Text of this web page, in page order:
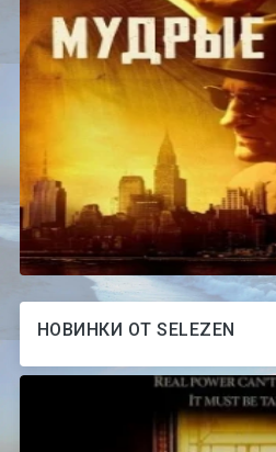
НОВИНКИ ОТ SELEZEN